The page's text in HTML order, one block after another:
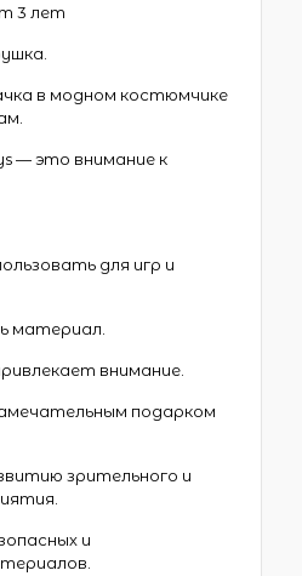
3 лет
в модном костюмчике
— это внимание к
для игр и
материал.
внимание.
подарком
зрительного и
и